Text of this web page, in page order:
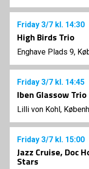
Friday 3/7 kl. 14:30
High Birds Trio
Enghave Plads 9,
Friday 3/7 kl. 14:45
Iben Glassow Trio
Lilli von Kohl,
Friday 3/7 kl. 15:00
Jazz Cruise, Doc
Stars